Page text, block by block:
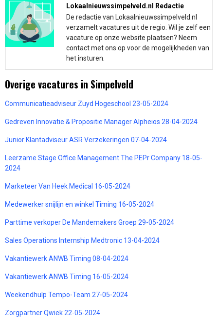
Lokaalnieuwssimpelveld.nl Redactie
De redactie van Lokaalnieuwssimpelveld.nl
verzamelt vacatures uit de regio. Wil je zelf een
vacature op onze website plaatsen? Neem
contact met ons op voor de mogelijkheden van
het insturen.
Overige vacatures in Simpelveld
Communicatieadviseur Zuyd Hogeschool 23-05-2024
Gedreven Innovatie & Propositie Manager Alpheios 28-04-2024
Junior Klantadviseur ASR Verzekeringen 07-04-2024
Leerzame Stage Office Management The PEPr Company 18-05-
2024
Marketeer Van Heek Medical 16-05-2024
Medewerker snijlijn en winkel Timing 16-05-2024
Parttime verkoper De Mandemakers Groep 29-05-2024
Sales Operations Internship Medtronic 13-04-2024
Vakantiewerk ANWB Timing 08-04-2024
Vakantiewerk ANWB Timing 16-05-2024
Weekendhulp Tempo-Team 27-05-2024
Zorgpartner Qwiek 22-05-2024